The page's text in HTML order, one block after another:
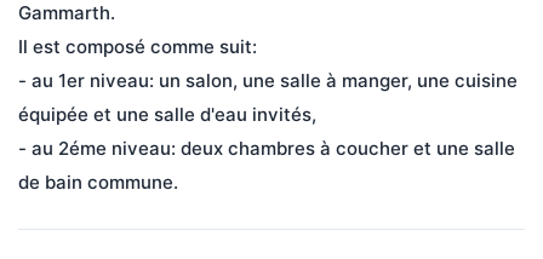
Gammarth.
Il est composé comme suit:
- au 1er niveau: un salon, une salle à manger, une cuisine
équipée et une salle d'eau invités,
- au 2éme niveau: deux chambres à coucher et une salle
de bain commune.